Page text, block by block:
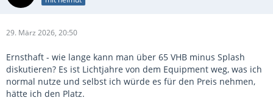
29. März 2026, 20:50
Ernsthaft - wie lange kann man über 65 VHB minus Splash
diskutieren? Es ist Lichtjahre von dem Equipment weg, was ich
normal nutze und selbst ich würde es für den Preis nehmen,
hätte ich den Platz.